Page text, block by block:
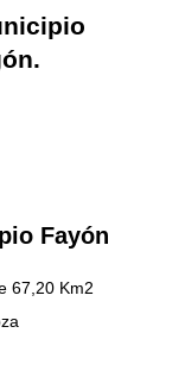
Fayón
67,20 Km2